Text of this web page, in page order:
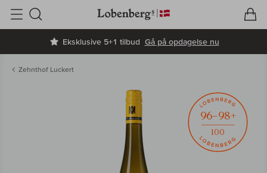
Eksklusive 5+1 tilbud Gå på opdagelse nu
Søg
Zehnthof Luckert
96–98+
100